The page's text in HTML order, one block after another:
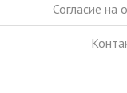
Согласие на